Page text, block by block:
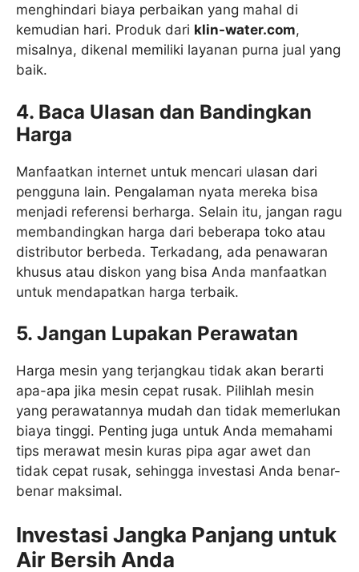
menghindari biaya perbaikan yang mahal di
kemudian hari. Produk dari klin-water.com,
misalnya, dikenal memiliki layanan purna jual yang
baik.
4. Baca Ulasan dan Bandingkan
Harga
Manfaatkan internet untuk mencari ulasan dari
pengguna lain. Pengalaman nyata mereka bisa
menjadi referensi berharga. Selain itu, jangan ragu
membandingkan harga dari beberapa toko atau
distributor berbeda. Terkadang, ada penawaran
khusus atau diskon yang bisa Anda manfaatkan
untuk mendapatkan harga terbaik.
5. Jangan Lupakan Perawatan
Harga mesin yang terjangkau tidak akan berarti
apa-apa jika mesin cepat rusak. Pilihlah mesin
yang perawatannya mudah dan tidak memerlukan
biaya tinggi. Penting juga untuk Anda memahami
tips merawat mesin kuras pipa agar awet dan
tidak cepat rusak, sehingga investasi Anda benar-
benar maksimal.
Investasi Jangka Panjang untuk
Air Bersih Anda